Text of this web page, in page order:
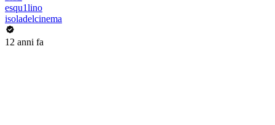
esqu1lino
isoladelcinema
12 anni fa